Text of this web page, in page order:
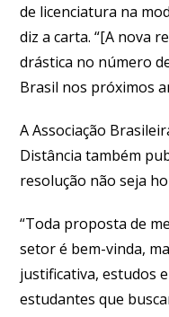
de licenciatura na
diz a carta. “[A nova
drástica no número
Brasil nos próximos
A Associação
Distância também
resolução não seja
“Toda proposta de
setor é bem-vinda,
justificativa, estudos
estudantes que